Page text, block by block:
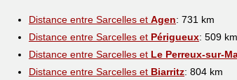
Distance entre Sarcelles et Agen: 731 km
Distance entre Sarcelles et Périgueux: 509 km
Distance entre Sarcelles et Le Perreux-sur-
Distance entre Sarcelles et Biarritz: 804 km